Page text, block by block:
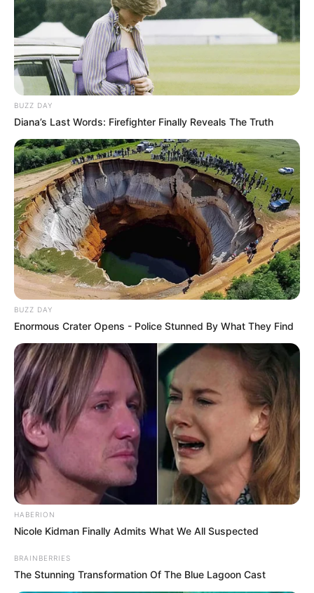
BUZZ DAY
Diana’s Last Words: Firefighter Finally Reveals The Truth
BUZZ DAY
Enormous Crater Opens - Police Stunned By What They Find
HABERION
Nicole Kidman Finally Admits What We All Suspected
BRAINBERRIES
The Stunning Transformation Of The Blue Lagoon Cast